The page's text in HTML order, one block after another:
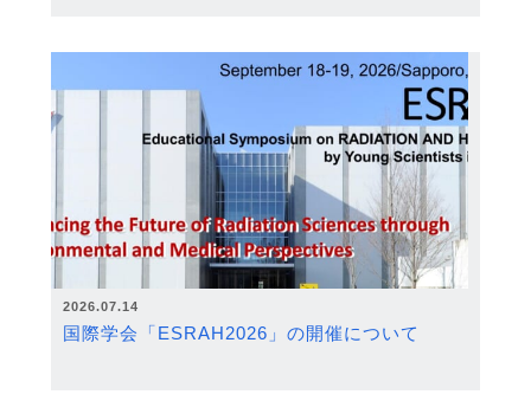
2026.07.14
国際学会「ESRAH2026」の開催について